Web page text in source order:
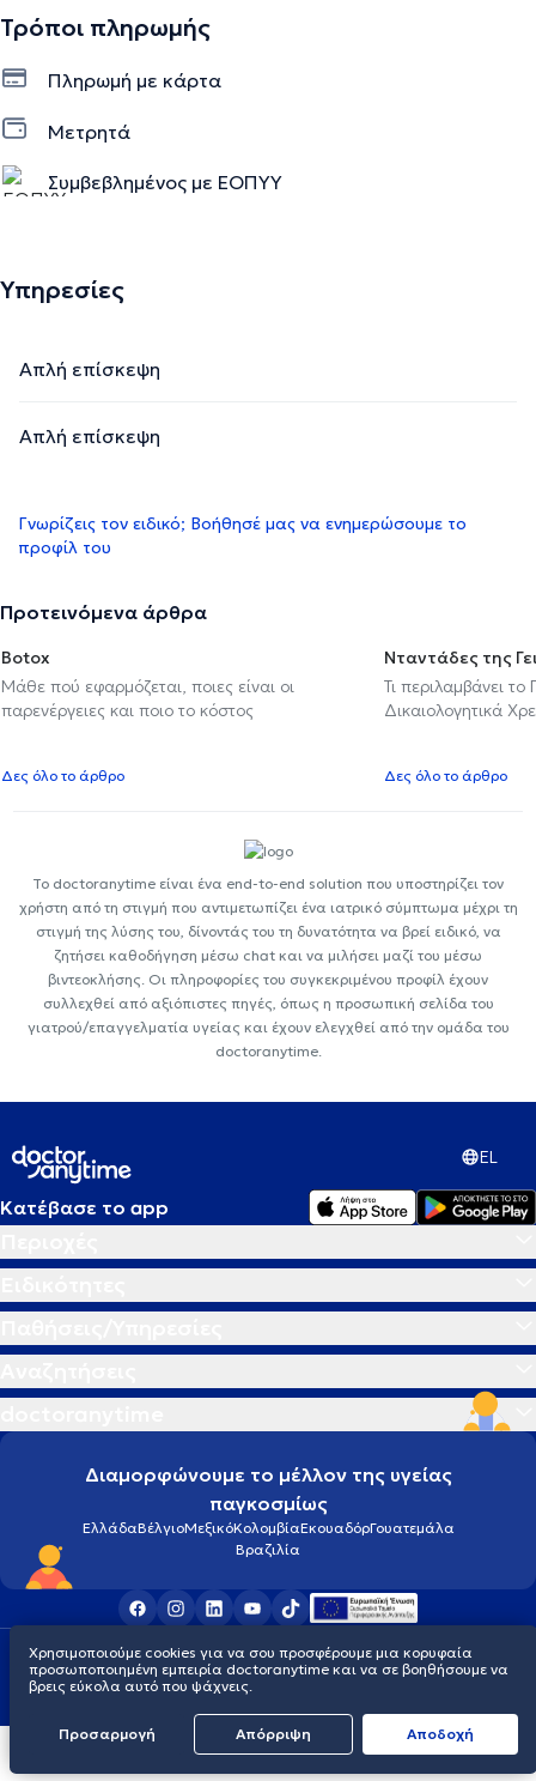
Τρόποι πληρωμής
Πληρωμή με κάρτα
Μετρητά
Συμβεβλημένος με ΕΟΠΥΥ
Υπηρεσίες
Απλή επίσκεψη
Απλή επίσκεψη
Γνωρίζεις τον ειδικό; Βοήθησέ μας να ενημερώσουμε το
προφίλ του
Προτεινόμενα άρθρα
Botox
Μάθε πού εφαρμόζεται, ποιες είναι οι
παρενέργειες και ποιο το κόστος
Δες όλο το άρθρο
Νταντάδες της
Τι περιλαμβάνει
Δικαιολογητικά
Δες όλο το άρθρο
Το doctoranytime είναι ένα end-to-end solution που υποστηρίζει τον
χρήστη από τη στιγμή που αντιμετωπίζει ένα ιατρικό σύμπτωμα μέχρι τη
στιγμή της λύσης του, δίνοντάς του τη δυνατότητα να βρεί ειδικό, να
ζητήσει καθοδήγηση μέσω chat και να μιλήσει μαζί του μέσω
βιντεοκλήσης. Οι πληροφορίες του συγκεκριμένου προφίλ έχουν
συλλεχθεί από αξιόπιστες πηγές, όπως η προσωπική σελίδα του
γιατρού/επαγγελματία υγείας και έχουν ελεγχθεί από την ομάδα του
doctoranytime.
EL
Κατέβασε το app
Διαμορφώνουμε το μέλλον της υγείας
παγκοσμίως
ΕλλάδαΒέλγιοΜεξικόΚολομβίαΕκουαδόρΓουατεμάλα
Βραζιλία
Οροι χρήσηςCookiesΠολιτική προστασίας προσωπικού απορρήτου
© 2026 doctoranytime
Χρησιμοποιούμε cookies για να σου προσφέρουμε μια κορυφαία
προσωποποιημένη εμπειρία doctoranytime και να σε βοηθήσουμε να
βρεις εύκολα αυτό που ψάχνεις.
Προσαρμογή Απόρριψη Aποδοχή